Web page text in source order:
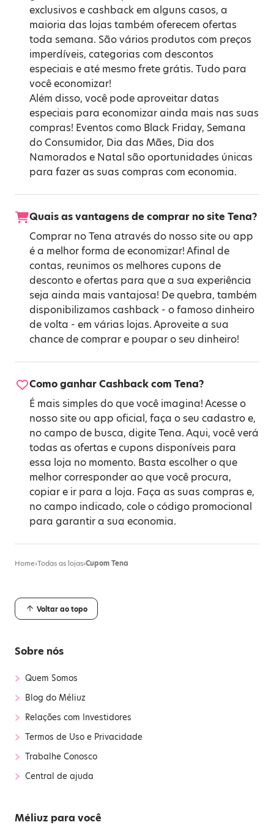
exclusivos e cashback em alguns casos, a
maioria das lojas também oferecem ofertas
toda semana. São vários produtos com preços
imperdíveis, categorias com descontos
especiais e até mesmo frete grátis. Tudo para
você economizar!
Além disso, você pode aproveitar datas
especiais para economizar ainda mais nas suas
compras! Eventos como Black Friday, Semana
do Consumidor, Dia das Mães, Dia dos
Namorados e Natal são oportunidades únicas
para fazer as suas compras com economia.
Quais as vantagens de comprar no site Tena?
Comprar no Tena através do nosso site ou app
é a melhor forma de economizar! Afinal de
contas, reunimos os melhores cupons de
desconto e ofertas para que a sua experiência
seja ainda mais vantajosa! De quebra, também
disponibilizamos cashback - o famoso dinheiro
de volta - em várias lojas. Aproveite a sua
chance de comprar e poupar o seu dinheiro!
Como ganhar Cashback com Tena?
É mais simples do que você imagina! Acesse o
nosso site ou app oficial, faça o seu cadastro e,
no campo de busca, digite Tena. Aqui, você verá
todas as ofertas e cupons disponíveis para
essa loja no momento. Basta escolher o que
melhor corresponder ao que você procura,
copiar e ir para a loja. Faça as suas compras e,
no campo indicado, cole o código promocional
para garantir a sua economia.
Home›Todas as lojas›Cupom Tena
Voltar ao topo
Sobre nós
› Quem Somos
› Blog do Méliuz
› Relações com Investidores
› Termos de Uso e Privacidade
› Trabalhe Conosco
› Central de ajuda
Méliuz para você